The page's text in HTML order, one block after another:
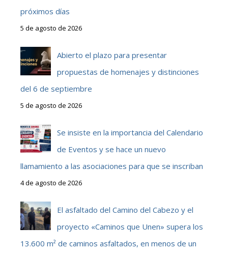
próximos días
5 de agosto de 2026
Abierto el plazo para presentar
propuestas de homenajes y distinciones
del 6 de septiembre
5 de agosto de 2026
Se insiste en la importancia del Calendario
de Eventos y se hace un nuevo
llamamiento a las asociaciones para que se inscriban
4 de agosto de 2026
El asfaltado del Camino del Cabezo y el
proyecto «Caminos que Unen» supera los
13.600 m² de caminos asfaltados, en menos de un